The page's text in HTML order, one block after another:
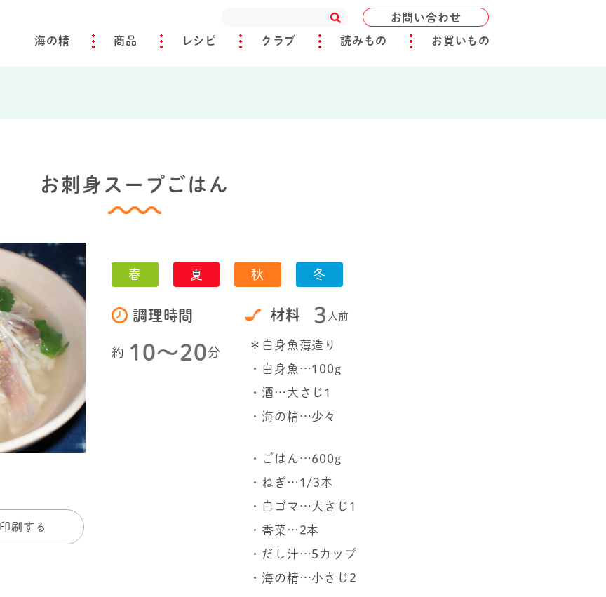
お問い合わせ
海の精 商品 レシピ クラブ 読みもの お買いもの
お刺身スープごはん
印刷する
春 夏 秋 冬
調理時間
約 10〜20分
材料 3 人前
＊白身魚薄造り
・白身魚…100g
・酒…大さじ1
・海の精…少々
・ごはん…600g
・ねぎ…1/3本
・白ゴマ…大さじ1
・香菜…2本
・だし汁…5カップ
・海の精…小さじ2